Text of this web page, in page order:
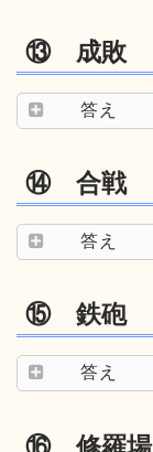
⑬ 成敗
答え
⑭ 合戦
答え
⑮ 鉄砲
答え